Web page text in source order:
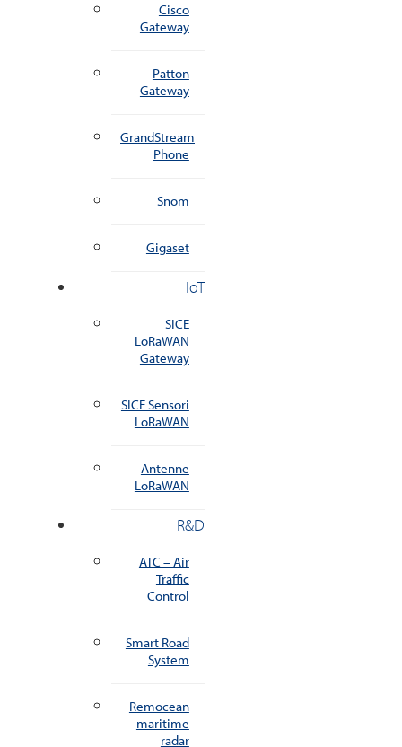
Cisco
Gateway
Patton
Gateway
GrandStream
Phone
Snom
Gigaset
IoT
SICE
LoRaWAN
Gateway
SICE Sensori
LoRaWAN
Antenne
LoRaWAN
R&D
ATC – Air
Traffic
Control
Smart Road
System
Remocean
maritime
radar